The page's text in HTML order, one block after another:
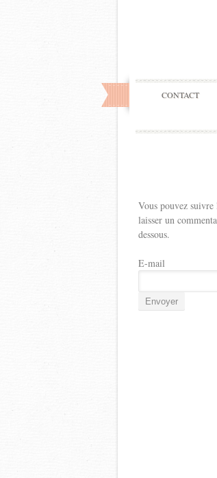
CONTACT
Vous pouvez suivre
laisser un
dessous.
E-mail